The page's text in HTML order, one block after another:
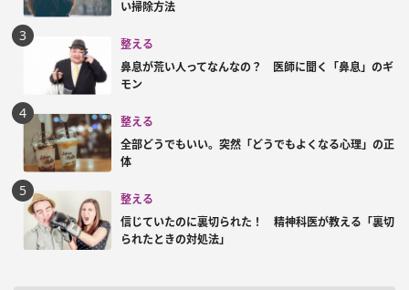
い掃除方法
整える
鼻息が荒い人ってなんなの？ 医師に聞く「鼻息」のギ
モン
整える
全部どうでもいい。突然「どうでもよくなる心理」の正
体
整える
信じていたのに裏切られた！ 精神科医が教える「裏切
られたときの対処法」